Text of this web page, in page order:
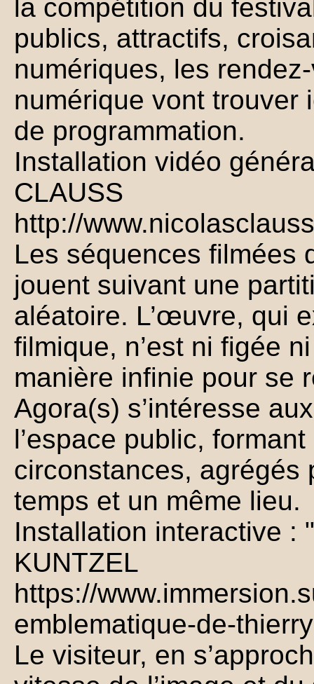
la compétition du
publics, attractifs,
numériques, les
numérique vont trouver
de programmation.
Installation vidéo
CLAUSS
http://
Les séquences filmées
jouent suivant une
aléatoire. L’œuvre, qui
filmique, n’est ni figée
manière infinie pour se
Agora(s) s’intéresse
l’espace public,
circonstances, agrégés
temps et un même lieu.
Installation interactive :
KUNTZEL
https://
emblematique-de-
Le visiteur, en